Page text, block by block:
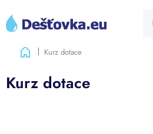
obsah
CZK
DomůKurz dotace
Kurz dotace